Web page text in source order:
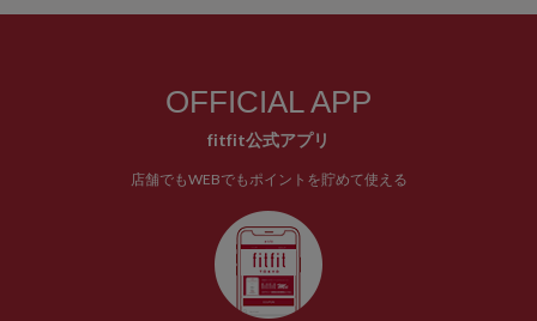
OFFICIAL APP
fitfit公式アプリ
店舗でもWEBでもポイントを貯めて使える